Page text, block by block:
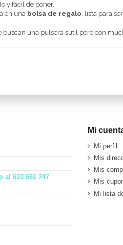
y fácil de poner.
en una bolsa de regalo, lista para
buscan una pulsera sutil pero con
al 633 661 747
Mi
Mi perfil
Mis
Mis
Mis
Mi lista